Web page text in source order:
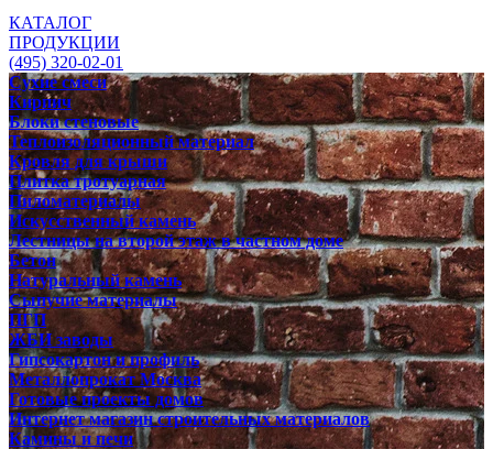
КАТАЛОГ
ПРОДУКЦИИ
(495) 320-02-01
Сухие смеси
Кирпич
Блоки стеновые
Теплоизоляционный материал
Кровля для крыши
Плитка тротуарная
Пиломатериалы
Искусственный камень
Лестницы на второй этаж в частном доме
Бетон
Натуральный камень
Сыпучие материалы
ПГП
ЖБИ заводы
Гипсокартон и профиль
Металлопрокат Москва
Готовые проекты домов
Интернет магазин строительных материалов
Камины и печи